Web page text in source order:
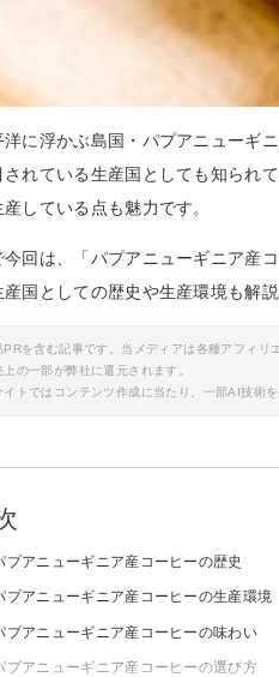
洋に浮かぶ島国・パプアニューギ
されている生産国としても知られ
している点も魅力です。
今回は、「パプアニューギニア産
産国としての歴史や生産環境も解
を含む記事です。当メディアは各種アフィリ
上の一部が弊社に還元されます。
トではコンテンツ作成に当たり、一部AI技術を
プアニューギニア産コーヒーの歴史
プアニューギニア産コーヒーの生産環境
プアニューギニア産コーヒーの味わい
プアニューギニア産コーヒーの選び方